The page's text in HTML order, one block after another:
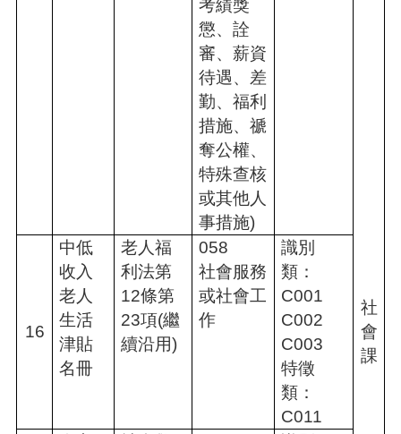
考績獎
懲、詮
審、薪資
待遇、差
勤、福利
措施、禠
奪公權、
特殊查核
或其他人
事措施)
16
中低
收入
老人
生活
津貼
名冊
老人福
利法第
12條第
23項(繼
續沿用)
058
社會服務
或社會工
作
識別
類：
C001
C002
C003
特徵
類：
C011
社
會
課